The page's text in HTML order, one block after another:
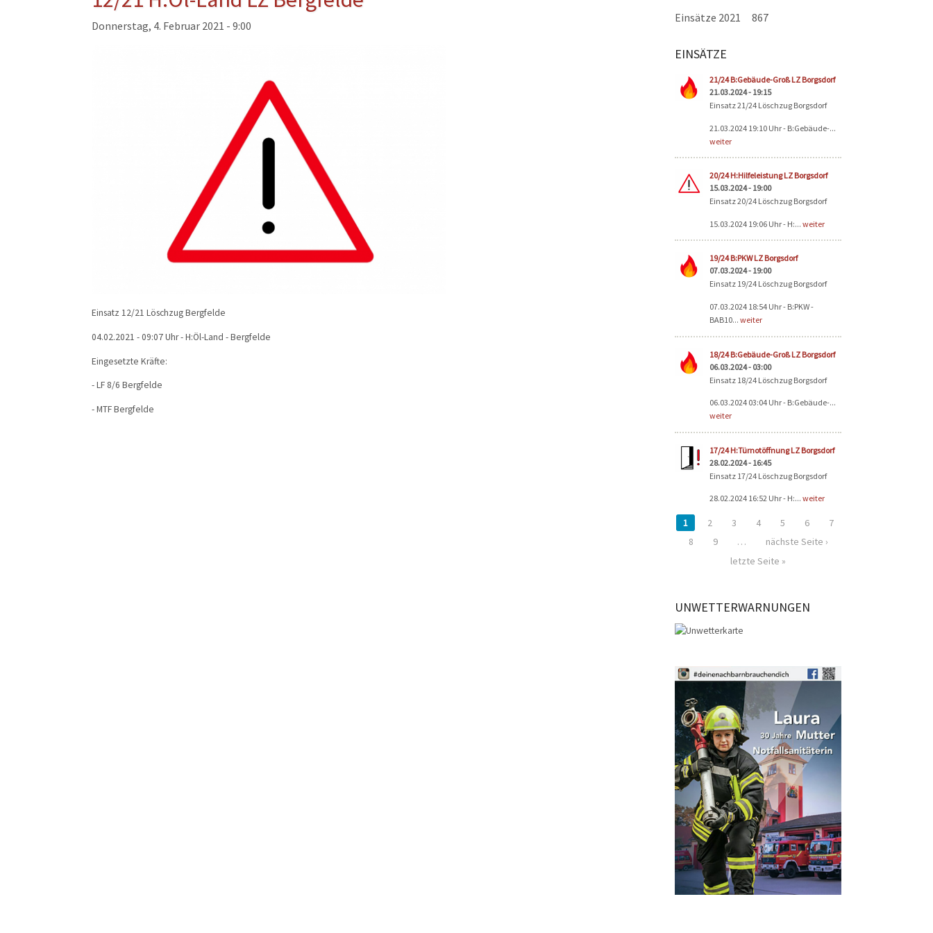
Donnerstag, 4. Februar 2021 - 9:00
Einsatz 12/21 Löschzug Bergfelde
04.02.2021 - 09:07 Uhr - H:Öl-Land - Bergfelde
Eingesetzte Kräfte:
- LF 8/6 Bergfelde
- MTF Bergfelde
Einsätze 2021 867
EINSÄTZE
21/24 B:Gebäude-Groß LZ Borgsdorf
21.03.2024 - 19:15
Einsatz 21/24 Löschzug Borgsdorf
21.03.2024 19:10 Uhr - B:Gebäude-...
weiter
20/24 H:Hilfeleistung LZ Borgsdorf
15.03.2024 - 19:00
Einsatz 20/24 Löschzug Borgsdorf
15.03.2024 19:06 Uhr - H:... weiter
19/24 B:PKW LZ Borgsdorf
07.03.2024 - 19:00
Einsatz 19/24 Löschzug Borgsdorf
07.03.2024 18:54 Uhr - B:PKW -
BAB10... weiter
18/24 B:Gebäude-Groß LZ Borgsdorf
06.03.2024 - 03:00
Einsatz 18/24 Löschzug Borgsdorf
06.03.2024 03:04 Uhr - B:Gebäude-...
weiter
17/24 H:Türnotöffnung LZ Borgsdorf
28.02.2024 - 16:45
Einsatz 17/24 Löschzug Borgsdorf
28.02.2024 16:52 Uhr - H:... weiter
Seiten
1 2 3 4 5 6
7
8
9 …
nächste Seite ›
letzte Seite »
UNWETTERWARNUNGEN